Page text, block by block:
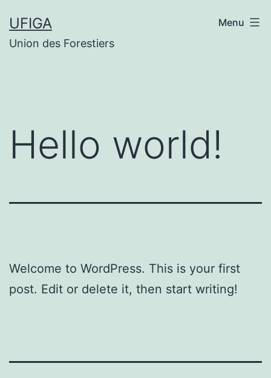
au
contenu
UFIGA
Union des Forestiers
Menu
Hello world!
Welcome to WordPress. This is your first
post. Edit or delete it, then start writing!